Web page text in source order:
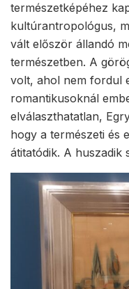
természetképéhez
kultúrantropológus,
vált először állandó
természetben. A
volt, ahol nem fordul
romantikusoknál
elválaszthatatlan,
hogy a természeti és
átitatódik. A huszadik